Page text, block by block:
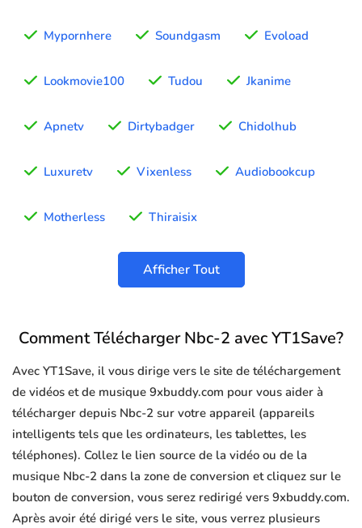
Mypornhere Soundgasm Evoload
Lookmovie100 Tudou Jkanime
Apnetv Dirtybadger Chidolhub
Luxuretv Vixenless Audiobookcup
Motherless Thiraisix
Afficher Tout
Comment Télécharger Nbc-2 avec YT1Save?
Avec YT1Save, il vous dirige vers le site de téléchargement
de vidéos et de musique 9xbuddy.com pour vous aider à
télécharger depuis Nbc-2 sur votre appareil (appareils
intelligents tels que les ordinateurs, les tablettes, les
téléphones). Collez le lien source de la vidéo ou de la
musique Nbc-2 dans la zone de conversion et cliquez sur le
bouton de conversion, vous serez redirigé vers 9xbuddy.com.
Après avoir été dirigé vers le site, vous verrez plusieurs